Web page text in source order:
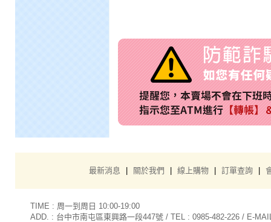
TIME : 周一到周日 10:00-19:00
ADD. : 台中市南屯區東興路一段447號 / TEL : 0985-482-226 / E-
最新消息 關於我們 線上購物 訂單查詢